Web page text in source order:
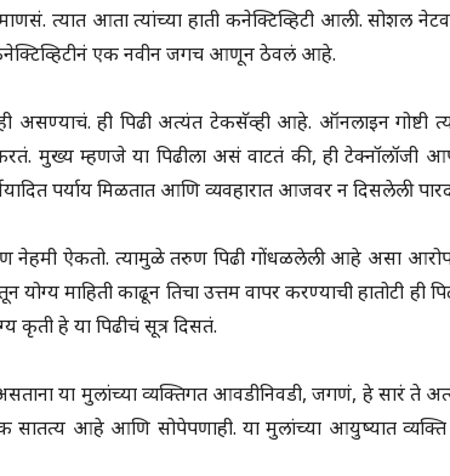
त्यात आता त्यांच्या हाती कनेक्टिव्हिटी आली. सोशल
एक नवीन जगच आणून ठेवलं आहे.
असण्याचं. ही पिढी अत्यंत टेकसॅव्ही आहे. ऑनलाइन गोष्टी
करतं. मुख्य म्हणजे या पिढीला असं वाटतं की, ही टेक्नॉलॉजी
पर्याय मिळतात आणि व्यवहारात आजवर न दिसलेली
नेहमी ऐकतो. त्यामुळे तरुण पिढी गोंधळलेली आहे असा
योग्य माहिती काढून तिचा उत्तम वापर करण्याची हातोटी
कृती हे या पिढीचं सूत्र दिसतं.
या मुलांच्या व्यक्तिगत आवडीनिवडी, जगणं, हे सारं ते
सातत्य आहे आणि सोपेपणाही. या मुलांच्या आयुष्यात व्यक्ति